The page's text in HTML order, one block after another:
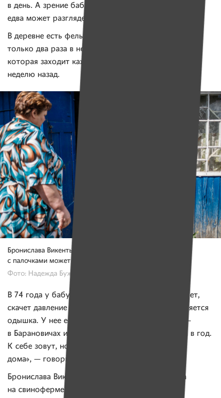
в день. А зрение бабушку подводит — с лупой она
едва может разглядеть показания глюкометра.
В деревне есть фельдшер, врач-терапевт приезжает
только два раза в неделю. Но патронажная сестра,
которая заходит каждый день, появилась только
неделю назад.
Бронислава Викентьевна на улицу уже не выходит,
с палочками может передвигаться только по дому.
Фото: Надежда Бужан, Имена
В 74 года у бабушки Брониславы сахарный диабет,
скачет давление и при малейшей нагрузке появляется
одышка. У нее есть дети, но живут они далеко —
в Барановичах и Могилеве. Приезжают два раза в год.
К себе зовут, но ехать она не хочет. «Найлепей
дома», — говорит бабушка.
Бронислава Викентьевна всю жизнь отработала
на свиноферме в колхозе. На здоровье раньше